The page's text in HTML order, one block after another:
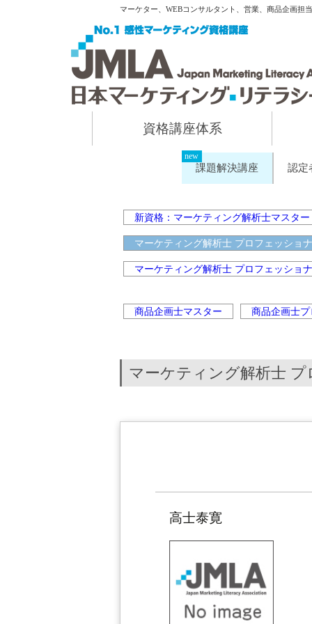
マーケター、WEBコンサルタント、営業、商品企画担
資格講座体系
課題解決講座 認定
新資格：マーケティング解析士マスター
マーケティング解析士 プロフェッショ
マーケティング解析士 プロフェッシ
商品企画士マスター 商品企画士
マーケティング解析士
高士泰寛